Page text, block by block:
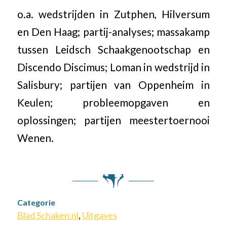
o.a. wedstrijden in Zutphen, Hilversum
en Den Haag; partij-analyses; massakamp
tussen Leidsch Schaakgenootschap en
Discendo Discimus; Loman in wedstrijd in
Salisbury; partijen van Oppenheim in
Keulen; probleemopgaven en
oplossingen; partijen meestertoernooi
Wenen.
Categorie
Blad Schaken.nl, Uitgaves